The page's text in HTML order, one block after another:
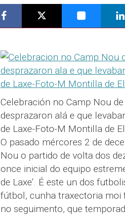
Celebración no Camp Nou
desprazaron alá e que
de Laxe-Foto-M Montilla de
O pasado mércores 2 de
Nou o partido de volta dos
once inicial do equipo
de Laxe’. É este un dos
fútbol, cunha traxectoria
no seguimento, que